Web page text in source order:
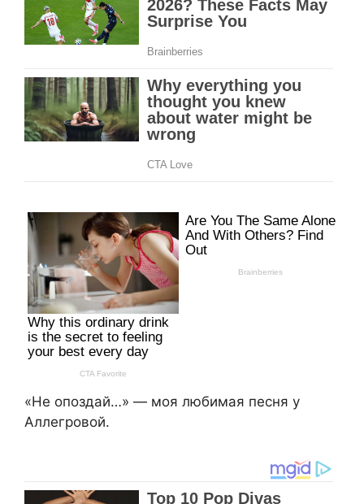
«Не опоздай…» — моя любимая песня у
Аллегровой.